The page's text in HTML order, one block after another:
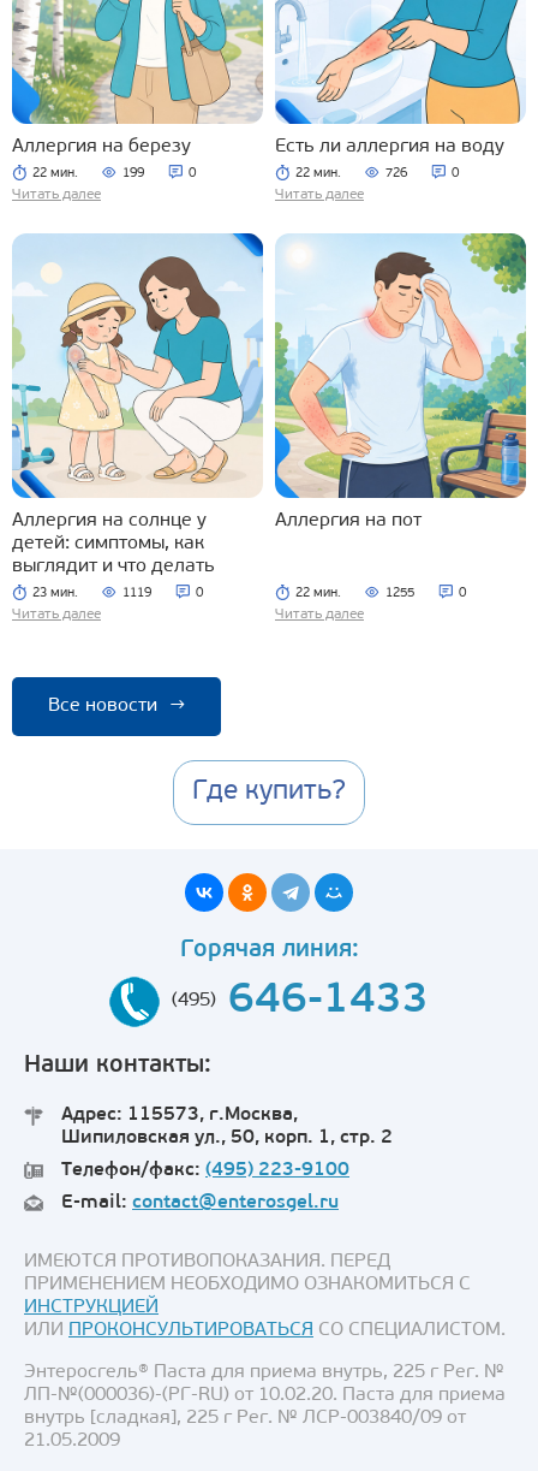
Аллергия на березу
22 мин. 199 0
Читать далее
Есть ли аллергия на воду
22 мин. 726 0
Читать далее
Аллергия на солнце у
детей: симптомы, как
выглядит и что делать
23 мин. 1119 0
Читать далее
Аллергия на пот
22 мин. 1255 0
Читать далее
Все новости →
Где купить?
Горячая линия:
(495) 646-1433
Наши контакты:
Адрес: 115573, г.Москва,
Шипиловская ул., 50, корп. 1, стр. 2
Телефон/факс: (495) 223-9100
E-mail: contact@enterosgel.ru
ИМЕЮТСЯ ПРОТИВОПОКАЗАНИЯ. ПЕРЕД
ПРИМЕНЕНИЕМ НЕОБХОДИМО ОЗНАКОМИТЬСЯ С
ИНСТРУКЦИЕЙ
ИЛИ ПРОКОНСУЛЬТИРОВАТЬСЯ СО СПЕЦИАЛИСТОМ.
Энтеросгель® Паста для приема внутрь, 225 г Рег. №
ЛП-№(000036)-(РГ-RU) от 10.02.20. Паста для приема
внутрь [сладкая], 225 г Рег. № ЛСР-003840/09 от
21.05.2009